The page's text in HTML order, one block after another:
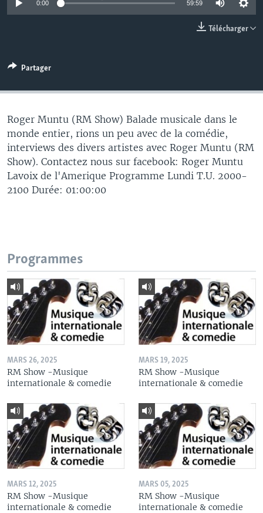
0:00 59:59
Télécharger
Partager
Roger Muntu (RM Show) Balade musicale dans le
monde entier, rions un peu avec de la comédie,
interviews des divers artistes avec Roger Muntu (RM
Show). Contactez nous sur facebook: Roger Muntu
Lavoix de l'Amerique Programme Lundi T.U. 2000-
2100 Durée: 01:00:00
Programmes
MARS 26, 2025
RM Show -Musique
internationale & comedie
MARS 19, 2025
RM Show -Musique
internationale & comedie
MARS 12, 2025
RM Show -Musique
internationale & comedie
MARS 05, 2025
RM Show -Musique
internationale & comedie